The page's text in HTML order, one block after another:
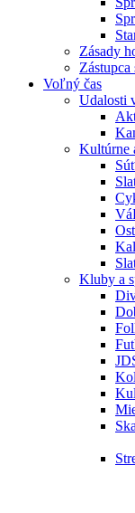
Zásady
Zástupca
Voľný čas
Udalosti
Kultúrne
Kluby a